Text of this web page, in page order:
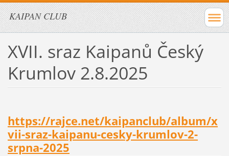
KAIPAN CLUB
XVII. sraz Kaipanů Český
Krumlov 2.8.2025
https://rajce.net/kaipanclub/album/x
vii-sraz-kaipanu-cesky-krumlov-2-
srpna-2025